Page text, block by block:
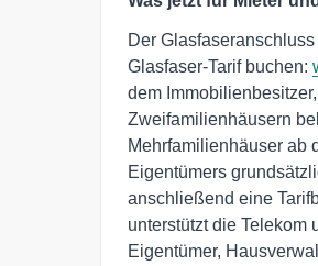
Der
Glasfaser-Tarif buchen:
dem
Zweifamilienhäusern
Mehrfamilienhäuser ab
Eigentümers
anschließend eine
unterstützt die Telekom
Eigentümer,